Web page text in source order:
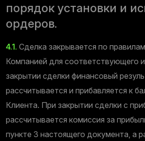
порядок установки и
ордеров.
4.1. Сделка закрывается по
Компанией для соответствующего
закрытии сделки финансовый
рассчитывается и прибавляется к
Клиента. При закрытии сделки с
рассчитывается комиссия за
пункте 3 настоящего документа, а